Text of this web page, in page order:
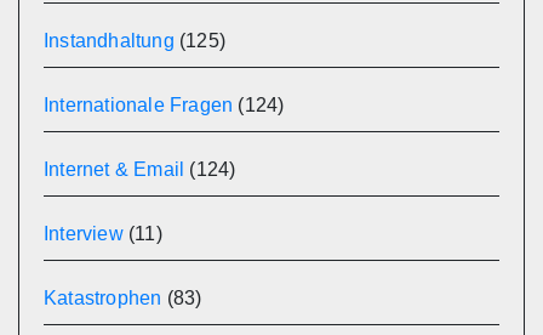
Instandhaltung (125)
Internationale Fragen (124)
Internet & Email (124)
Interview(11)
Katastrophen (83)